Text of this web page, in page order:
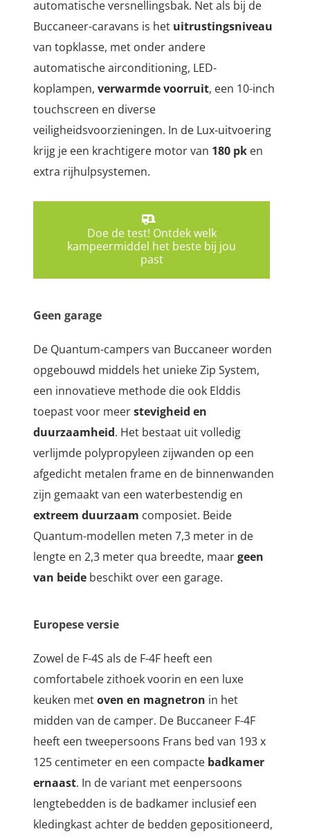
automatische versnellingsbak. Net als bij de
Buccaneer-caravans is het uitrustingsniveau
van topklasse, met onder andere
automatische airconditioning, LED-
koplampen, verwarmde voorruit, een 10-inch
touchscreen en diverse
veiligheidsvoorzieningen. In de Lux-uitvoering
krijg je een krachtigere motor van 180 pk en
extra rijhulpsystemen.
Doe de test! Ontdek welk
kampeermiddel het beste bij jou
past
Geen garage
De Quantum-campers van Buccaneer worden
opgebouwd middels het unieke Zip System,
een innovatieve methode die ook Elddis
toepastvoor meerstevigheid en
duurzaamheid. Het bestaat uit volledig
verlijmde polypropyleen zijwanden op een
afgedicht metalen frame en de binnenwanden
zijn gemaakt van een waterbestendig en
extreem duurzaam composiet. Beide
Quantum-modellen meten 7,3 meter in de
lengte en 2,3 meter qua breedte, maargeen
van beide beschikt over een garage.
Europese versie
Zowel de F-4S als de F-4F heeft een
comfortabele zithoek voorin en een luxe
keuken metoven en magnetron in het
midden van de camper. De Buccaneer F-4F
heeft een tweepersoons Frans bed van 193 x
125 centimeter en een compacte badkamer
ernaast. In de variant met eenpersoons
lengtebedden is de badkamer inclusief een
kledingkast achter de bedden gepositioneerd,